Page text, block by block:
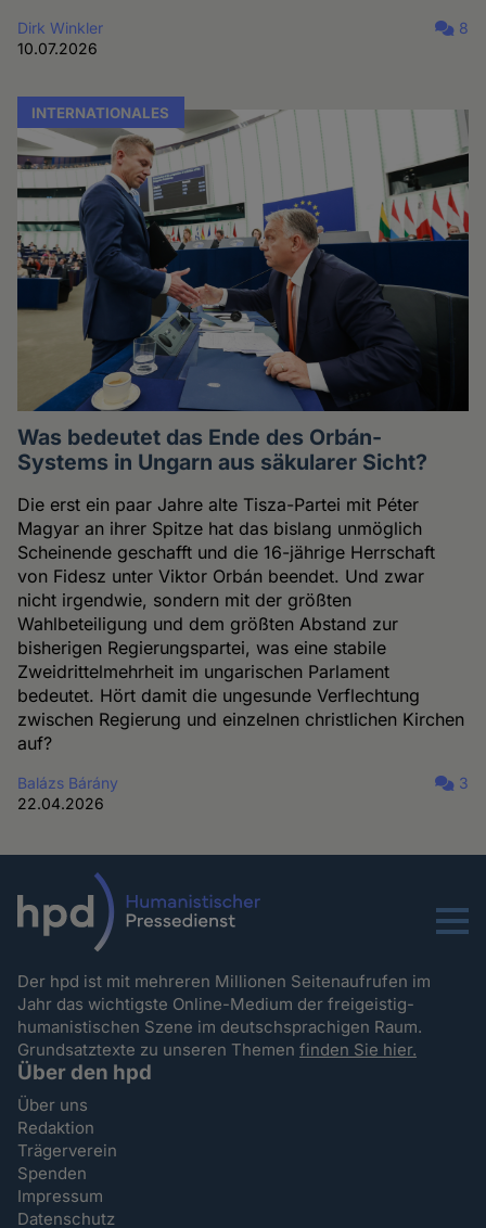
Dirk Winkler
10.07.2026
8
INTERNATIONALES
Was bedeutet das Ende des Orbán-
Systems in Ungarn aus säkularer Sicht?
Die erst ein paar Jahre alte Tisza-Partei mit Péter
Magyar an ihrer Spitze hat das bislang unmöglich
Scheinende geschafft und die 16-jährige Herrschaft
von Fidesz unter Viktor Orbán beendet. Und zwar
nicht irgendwie, sondern mit der größten
Wahlbeteiligung und dem größten Abstand zur
bisherigen Regierungspartei, was eine stabile
Zweidrittelmehrheit im ungarischen Parlament
bedeutet. Hört damit die ungesunde Verflechtung
zwischen Regierung und einzelnen christlichen Kirchen
auf?
Balázs Bárány
22.04.2026
3
Menu
Der hpd ist mit mehreren Millionen Seitenaufrufen im
Jahr das wichtigste Online-Medium der freigeistig-
humanistischen Szene im deutschsprachigen Raum.
Grundsatztexte zu unseren Themenfinden Sie hier.
Über den hpd
Über uns
Redaktion
Trägerverein
Spenden
Impressum
Datenschutz